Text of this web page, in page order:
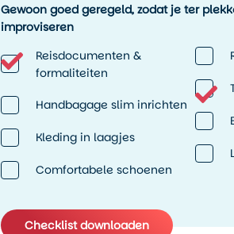
Checklist downloaden
Gewoon goed geregeld, zodat je ter
improviseren
Reisdocumenten &
formaliteiten
Handbagage slim inrichten
Kleding in laagjes
Comfortabele schoenen